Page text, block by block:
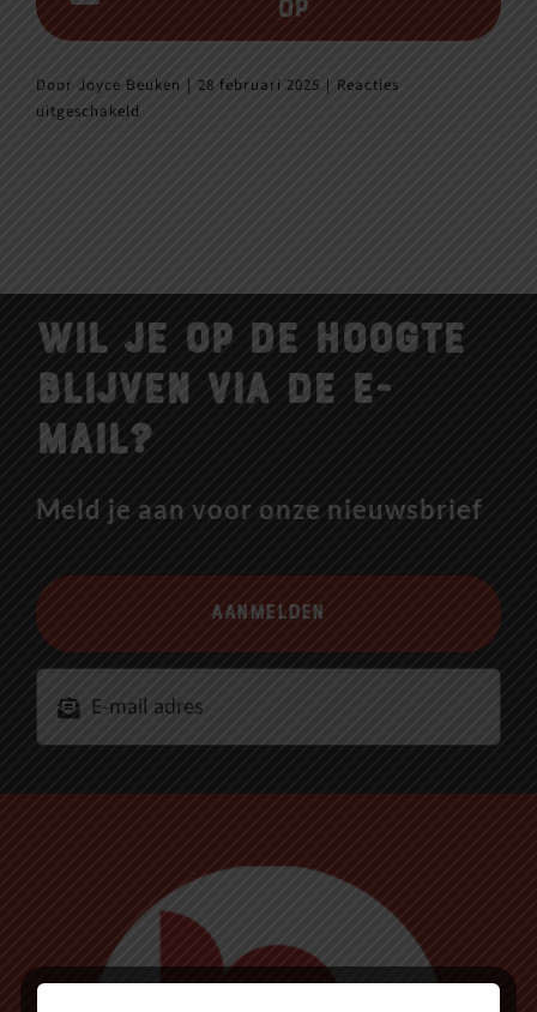
Winkelwagen
op
Door Joyce Beuken | 28 februari 2025 | Reacties
uitgeschakeld
Wil je op de hoogte
blijven via de e-
mail?
Meld je aan voor onze nieuwsbrief
Aanmelden